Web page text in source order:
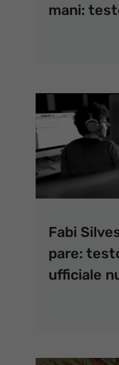
mani:
Fabi
pare:
ufficiale